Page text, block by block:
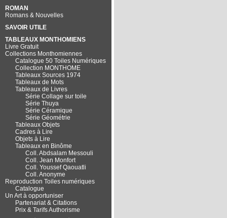
ROMAN
Romans & Nouvelles
SAVOIR UTILE
TABLEAUX MONTHOMIENS
Livre Gratuit
Collections Monthomiennes
Catalogue 50 Toiles Numériques
Collection MONTHOME
Tableaux Sources 1974
Tableaux de Mots
Tableaux de Livres
Série Collage sur toile
Série Thuya
Série Céramique
Série Géométrie
Tableaux Objets
Cadres à Lire
Objets à Lire
Tableaux en Binôme
Coll. Abdsalam Messouli
Coll. Jean Monfort
Coll. Youssef Qaouatli
Coll. Anonyme
Reproduction Toiles numériques
Catalogue
Un Art à opportuniser
Partenariat & Citations
Prix & Tarifs Authorisme